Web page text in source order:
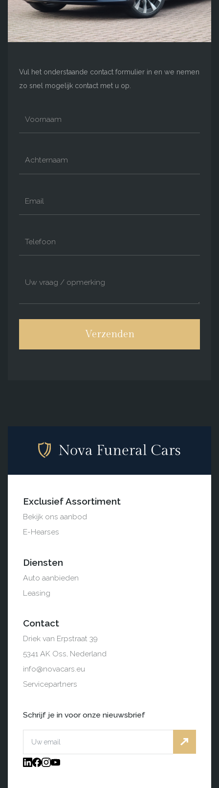
Vul het onderstaande contact formulier in en we nemen
zo snel mogelijk contact met u op.
Exclusief Assortiment
Bekijk ons aanbod
E-Hearses
Diensten
Auto aanbieden
Leasing
Contact
Driek van Erpstraat 39
5341 AK Oss, Nederland
info@novacars.eu
Servicepartners
Schrijf je in voor onze nieuwsbrief